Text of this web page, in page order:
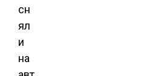
сн
ял
и
на